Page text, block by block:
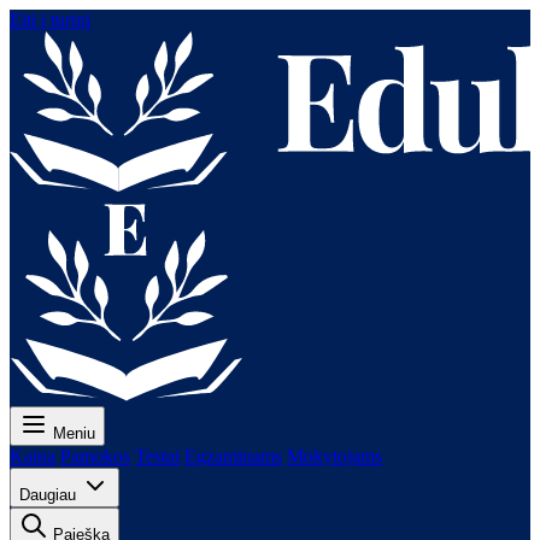
Eiti į turinį
Meniu
Kaina Pamokos Testai Egzaminams Mokytojams
Daugiau
Paieška